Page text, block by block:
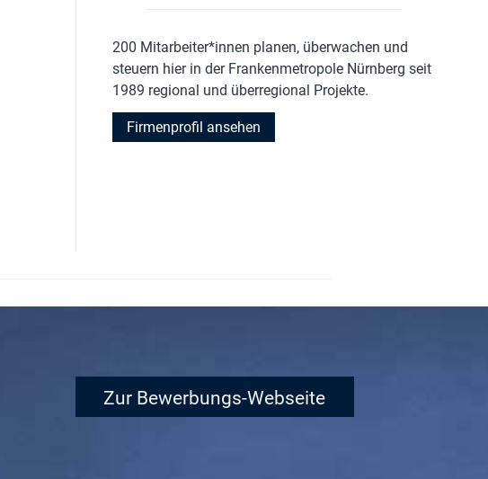
200 Mitarbeiter*innen planen, überwachen und
steuern hier in der Frankenmetropole Nürnberg seit
1989 regional und überregional Projekte.
Firmenprofil ansehen
Zur Bewerbungs-Webseite